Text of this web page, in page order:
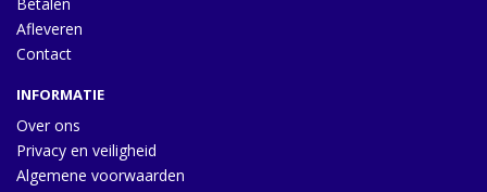
Afleveren
Contact
INFORMATIE
Over ons
Privacy en veiligheid
Algemene voorwaarden